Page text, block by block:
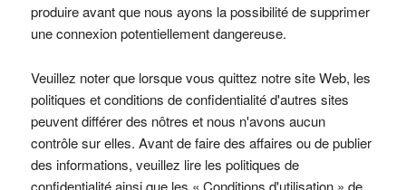
produire avant que nous ayons la possibilité de supprimer
une connexion potentiellement dangereuse.
Veuillez noter que lorsque vous quittez notre site Web, les
politiques et conditions de confidentialité d'autres sites
peuvent différer des nôtres et nous n'avons aucun
contrôle sur elles. Avant de faire des affaires ou de publier
des informations, veuillez lire les politiques de
confidentialité ainsi que les « Conditions d'utilisation » de